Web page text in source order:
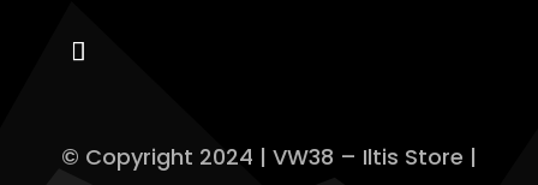
© Copyright 2024 | VW38 – Iltis Store |